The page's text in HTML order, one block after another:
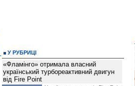
У РУБРИЦІ
«Фламінго» отримала власний
український турбореактивний двигун
від Fire Point